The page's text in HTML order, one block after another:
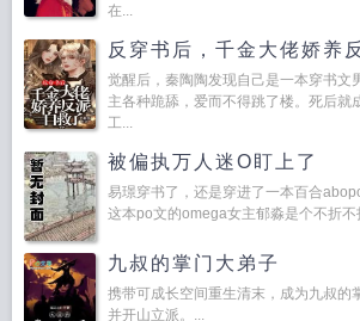
在...
反穿书后，千金大佬娇养
觉醒后，秦陶陶发现自己是一本穿书文
主各种跪舔，爱而不得跳了楼。死后就
工...
被偏执万人迷O盯上了
易璟穿书了，还是穿进了一本百合
这本po文的omega女主郁淼是个不折不
九叔的掌门大弟子
携带可成长空间重生清末，成为九叔的
并开山立派。...